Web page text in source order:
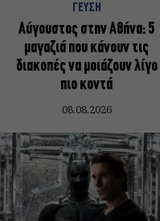
ΓΕΥΣΗ
Αύγουστος στην Αθήνα: 5
μαγαζιά που κάνουν τις
διακοπές να μοιάζουν λίγο
πιο κοντά
08.08.2026